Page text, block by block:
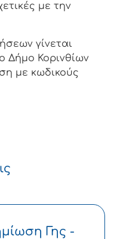
με την
γίνεται
Δήμο Κορινθίων
με κωδικούς
Γης -